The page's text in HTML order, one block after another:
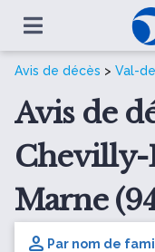
Avis de décès > Val-
Avis de
Chevilly-
Marne
Par nom de